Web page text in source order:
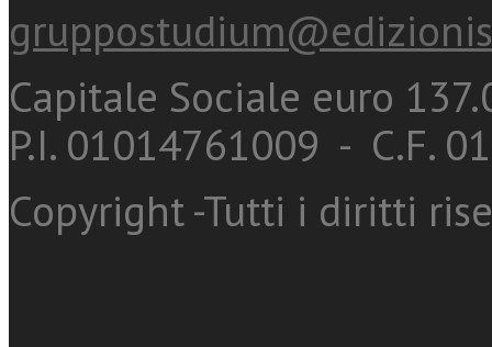
Capitale Sociale euro
P.I. 01014761009 - C.F.
Copyright -Tutti i diritti